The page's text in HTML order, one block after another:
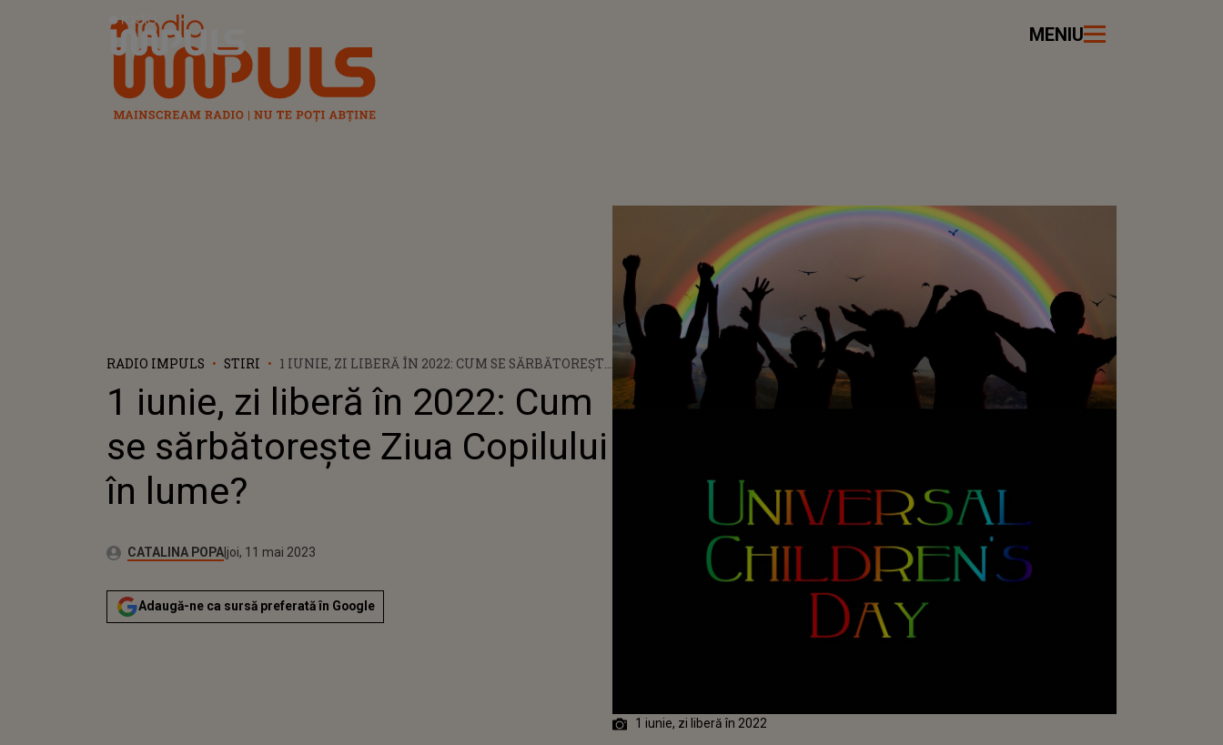
Radio Impuls MENIU
RADIO IMPULS STIRI
1 IUNIE, ZI LIBERĂ ÎN 2022: CUM SE SĂRBĂTOREŞTE
1 iunie, zi liberă în 2022: Cum
se sărbătoreşte Ziua Copilului
în lume?
Autor:CATALINA POPAPublicat:
miercuri, 11 mai 2022
Actualizat:
joi, 11 mai 2023
Adaugă-ne ca sursă preferată în Google
1 iunie, zi liberă în 2022